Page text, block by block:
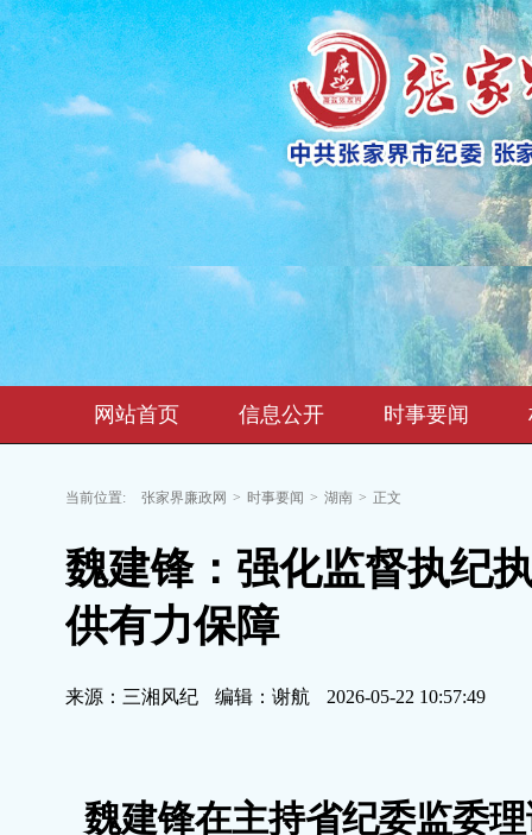
网站首页 信息公开 时事要闻
当前位置: 张家界廉政网 > 时事要闻 > 湖南 > 正文
魏建锋：强化监督执纪
供有力保障
来源：三湘风纪 编辑：谢航 2026-05-22 10:57:49
魏建锋在主持省纪委监委